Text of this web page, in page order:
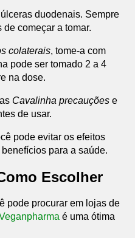
duodenais. Sempre
começar a tomar.
colaterais, tome-a com
pode ser tomado 2 a 4
na dose.
Cavalinha precauções e
de usar.
pode evitar os efeitos
para a saúde.
Escolher
pode procurar em lojas de
é uma ótima